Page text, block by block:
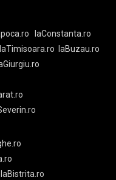
laConstanta.ro
laTimisoara.ro
laBuzau.ro
laBistrita.ro